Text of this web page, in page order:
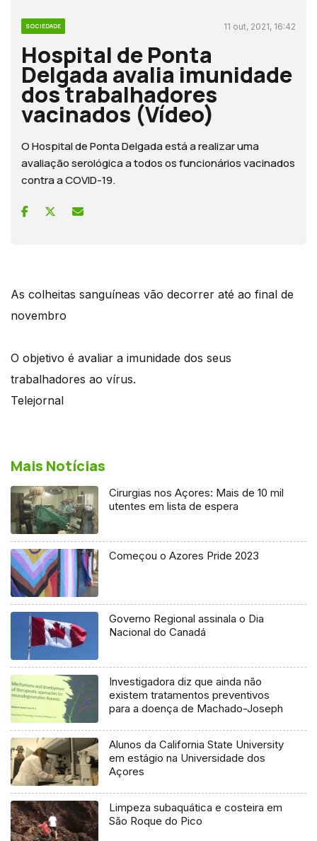
SOCIEDADE 11 out, 2021, 16:42
Hospital de Ponta
Delgada avalia imunidade
dos trabalhadores
vacinados (Vídeo)
O Hospital de Ponta Delgada está a realizar uma
avaliação serológica a todos os funcionários vacinados
contra a COVID-19.
As colheitas sanguíneas vão decorrer até ao final de
novembro
O objetivo é avaliar a imunidade dos seus
trabalhadores ao vírus.
Telejornal
Mais Notícias
Cirurgias nos Açores: Mais de 10 mil
utentes em lista de espera
Começou o Azores Pride 2023
Governo Regional assinala o Dia
Nacional do Canadá
Investigadora diz que ainda não
existem tratamentos preventivos
para a doença de Machado-Joseph
Alunos da California State University
em estágio na Universidade dos
Açores
Limpeza subaquática e costeira em
São Roque do Pico